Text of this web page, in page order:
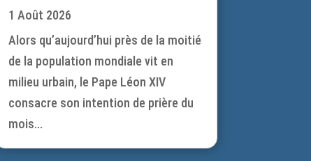
1 Août 2026
Alors qu’aujourd’hui près de la moitié
de la population mondiale vit en
milieu urbain, le Pape Léon XIV
consacre son intention de prière du
mois...